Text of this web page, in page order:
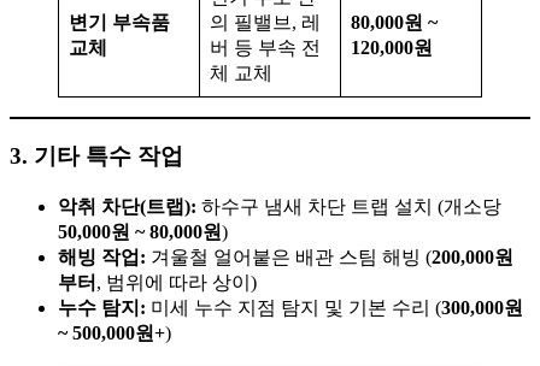
변기 부속품
교체
의 필밸브, 레
버 등 부속 전
체 교체
80,000원 ~
120,000원
3. 기타 특수 작업
악취 차단(트랩): 하수구 냄새 차단 트랩 설치 (개소당
50,000원 ~ 80,000원)
해빙 작업: 겨울철 얼어붙은 배관 스팀 해빙 (200,000원
부터 , 범위에 따라 상이)
누수 탐지: 미세 누수 지점 탐지 및 기본 수리 (300,000원
~ 500,000원+)